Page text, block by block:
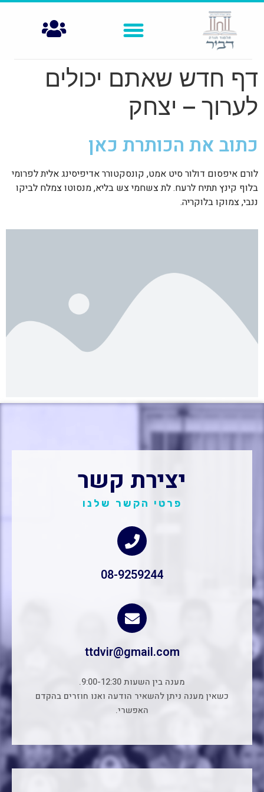
דף חדש שאתם יכולים
לערוך – יצחק
כתוב את הכותרת כאן
לורם איפסום דולור סיט אמט, קונסקטורר אדיפיסינג אלית לפרומי
בלוף קינץ תתיח לרעח. לת צשחמי צש בליא, מנסוטו צמלח לביקו
ננבי, צמוקו בלוקריה.
יצירת קשר
פרטי הקשר שלנו
08-9259244
ttdvir@gmail.com
מענה בין השעות 9:00-12:30.
כשאין מענה ניתן להשאיר הודעה ואנו חוזרים בהקדם
האפשרי.